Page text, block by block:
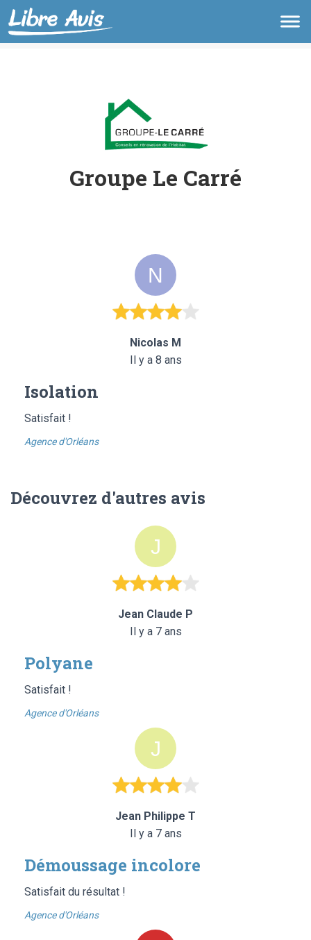
Groupe Le Carré
Nicolas M
Il y a 8 ans
Isolation
Satisfait !
Agence d'Orléans
Découvrez d'autres avis
Jean Claude P
Il y a 7 ans
Polyane
Satisfait !
Agence d'Orléans
Jean Philippe T
Il y a 7 ans
Démoussage incolore
Satisfait du résultat !
Agence d'Orléans